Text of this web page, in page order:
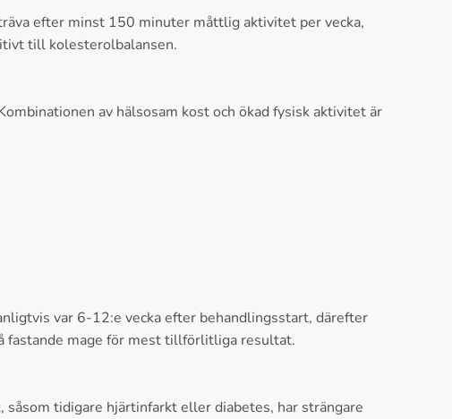
efter minst 150 minuter måttlig aktivitet per vecka,
till kolesterolbalansen.
av hälsosam kost och ökad fysisk aktivitet är
var 6-12:e vecka efter behandlingsstart, därefter
fastande mage för mest tillförlitliga resultat.
tidigare hjärtinfarkt eller diabetes, har strängare